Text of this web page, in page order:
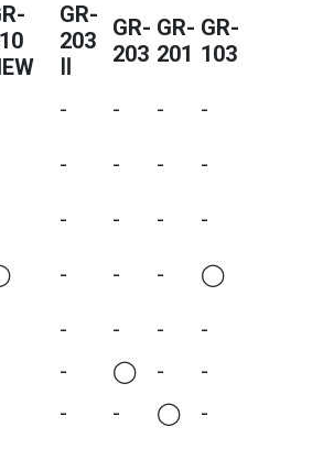
GR-
203
Ⅱ
GR-
203
GR-
201
GR-
103
- - -
-
- - -
-
- - -
-
- - -
◯
- - -
-
- ◯ -
-
- - ◯
-